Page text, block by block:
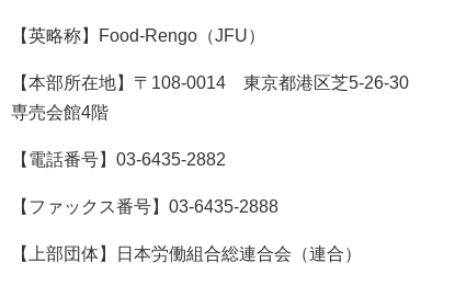
【英略称】Food-Rengo（JFU）
【本部所在地】〒108-0014 東京都港区芝5-26-30
専売会館4階
【電話番号】03-6435-2882
【ファックス番号】03-6435-2888
【上部団体】日本労働組合総連合会（連合）